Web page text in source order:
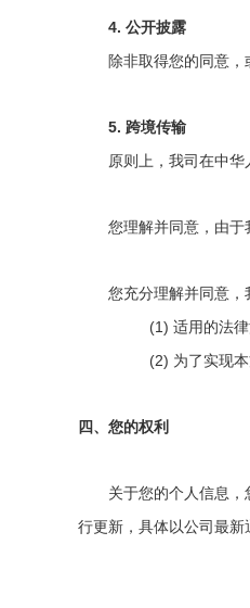
4. 公开披露
除非取得您的同意
5. 跨境传输
原则 上，我司在中华
您理解并同意，由于
您充分理解并同意
(1) 适用的法律
(2) 为了 实现
四、您的权利
关于您的个人信息，
行更新，具体以公司最新